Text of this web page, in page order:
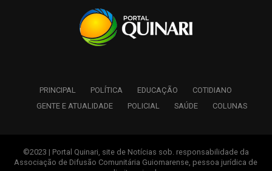
Educação do Quinari passou por Avaliação
Diagnóstica 2025
PRINCIPAL POLÍTICA EDUCAÇÃO
COTIDIANO
GENTE E ATUALIDADE
POLICIAL SAÚDE COLUNAS
©2023 | Portal Quinari, site de Notícias sob. responsabilidade da
Associação de Difusão Comunitária Guiomarense, pessoa jurídica de